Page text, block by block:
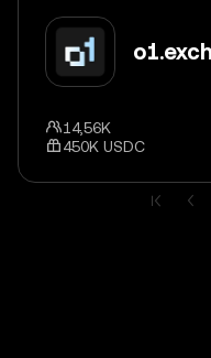
14,56K
450K USDC